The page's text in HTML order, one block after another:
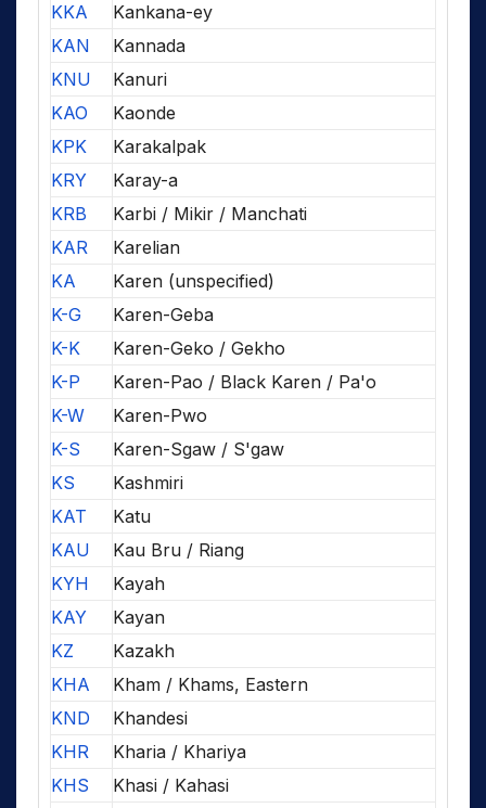
KKA
Kankana-ey
KAN
Kannada
KNU
Kanuri
KAO
Kaonde
KPK
Karakalpak
KRY
Karay-a
KRB
Karbi / Mikir / Manchati
KAR
Karelian
KA
Karen (unspecified)
K-G
Karen-Geba
K-K
Karen-Geko / Gekho
K-P
Karen-Pao / Black Karen / Pa'o
K-W
Karen-Pwo
K-S
Karen-Sgaw / S'gaw
KS
Kashmiri
KAT
Katu
KAU
Kau Bru / Riang
KYH
Kayah
KAY
Kayan
KZ
Kazakh
KHA
Kham / Khams, Eastern
KND
Khandesi
KHR
Kharia / Khariya
KHS
Khasi / Kahasi